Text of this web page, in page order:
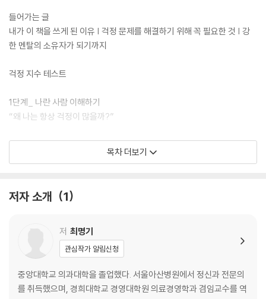
들어가는 글
내가 이 책을 쓰게 된 이유 | 걱정 문제를 해결하기 위해 꼭 필요한 것 | 강
한 멘탈의 소유자가 되기까지
걱정 지수 테스트
1단계_ 나란 사람 이해하기
“왜 나는 항상 걱정이 많을까?”
… 당최 부탁을 거절하지 못하는 사람
거절하지 못해 괴로운 사람들 | 이럴 때는 무조건 거절하자 | 우아하고 기
… 사소한 일에도 겁먹고 고민하는 사람
… 콤플렉스 때문에 종종 예민해지는 사람
열등감이 깊으면 근심도 커진다 | 끈질긴 콤플렉스와 결별하기 위하여 | 고
통스러운 감정을 꽁꽁 걸어잠그다
목차 더보기
저자 소개 1
저 최명기
관심작가 알림신청
중앙대학교 의과대학을 졸업했다. 서울아산병원에서 정신과 전문의
를 취득했으며, 경희대학교 경영대학원 의료경영학과 겸임교수를 역